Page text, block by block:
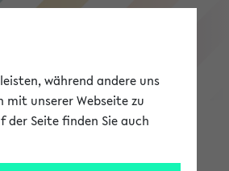
eKVV
während andere uns
mit unserer Webseite zu
Seite finden Sie auch